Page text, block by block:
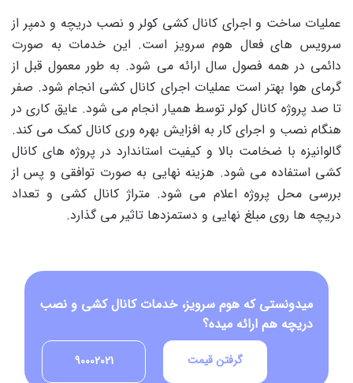
عملیات ساخت و اجرای کانال کشی کولر و نصب دریچه و دمپر از
سرویس های فعال هوم سرویز است. این خدمات به صورت
دائمی در همه فصول سال ارائه می شود. به طور معمول قبل از
گرمای هوا بهتر است عملیات اجرای کانال کشی انجام شود. صفر
تا صد پروژه کانال کولر توسط همیار انجام می شود. عایق کاری در
هنگام نصب و اجرای کار به افزایش بهره وری کانال کمک می کند.
گالوانیزه با ضخامت بالا و کیفیت استاندارد در پروژه های کانال
کشی استفاده می شود. هزینه نهایی به صورت توافقی و پس از
بررسی محل پروژه اعلام می شود. متراژ کانال کشی و تعداد
دریچه ها روی مبلغ نهایی و دستمزدها تاثیر می گذارد.
میدونستی که هوم سرویز، خدمات کانال کشی و نصب
دریچه هم ارائه میده؟
90002021 گرفتن قیمت